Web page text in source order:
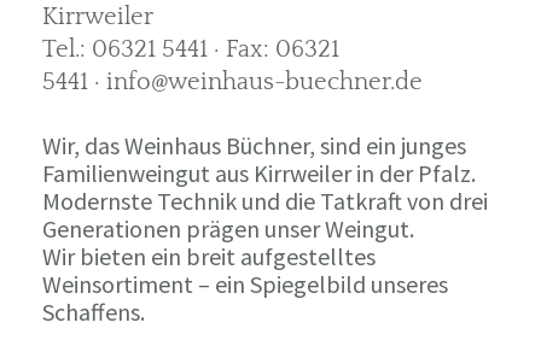
Kirrweiler
Tel.: 06321 5441 · Fax: 06321
5441 · info@weinhaus-buechner.de
Wir, das Weinhaus Büchner, sind ein junges
Familienweingut aus Kirrweiler in der Pfalz.
Modernste Technik und die Tatkraft von drei
Generationen prägen unser Weingut.
Wir bieten ein breit aufgestelltes
Weinsortiment – ein Spiegelbild unseres
Schaffens.